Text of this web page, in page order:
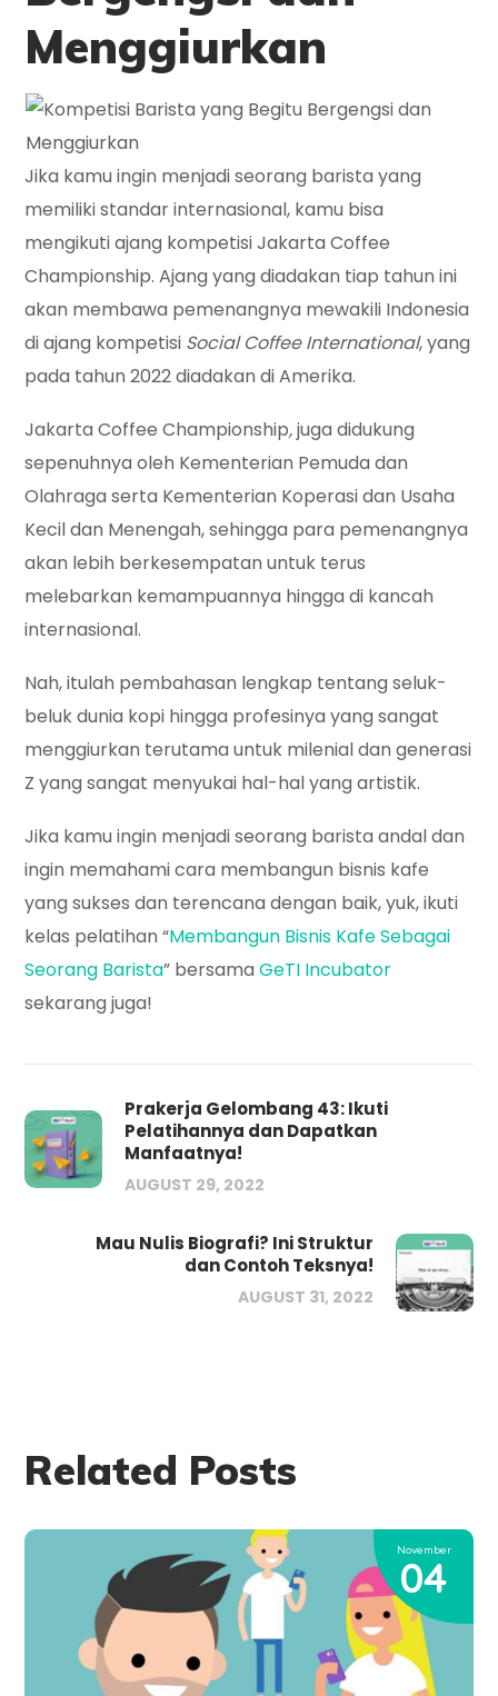
Menggiurkan
Jika kamu ingin menjadi seorang barista yang
memiliki standar internasional, kamu bisa
mengikuti ajang kompetisi Jakarta Coffee
Championship. Ajang yang diadakan tiap tahun ini
akan membawa pemenangnya mewakili Indonesia
di ajang kompetisi Social Coffee International, yang
pada tahun 2022 diadakan di Amerika.
Jakarta Coffee Championship,juga didukung
sepenuhnya oleh Kementerian Pemuda dan
Olahraga serta Kementerian Koperasi dan Usaha
Kecil dan Menengah, sehingga para pemenangnya
akan lebih berkesempatan untuk terus
melebarkan kemampuannya hingga di kancah
internasional.
Nah, itulah pembahasan lengkap tentang seluk-
beluk dunia kopi hingga profesinya yang sangat
menggiurkan terutama untuk milenial dan generasi
Z yang sangat menyukai hal-hal yang artistik.
Jika kamu ingin menjadi seorang barista andal dan
ingin memahami cara membangun bisnis kafe
yang sukses dan terencana dengan baik, yuk, ikuti
kelas pelatihan “Membangun Bisnis Kafe Sebagai
Seorang Barista” bersama GeTI Incubator
sekarang juga!
Prakerja Gelombang 43: Ikuti
Pelatihannya dan Dapatkan
Manfaatnya!
AUGUST 29, 2022
Mau Nulis Biografi? Ini Struktur
dan Contoh Teksnya!
AUGUST 31, 2022
Related Posts
November
04